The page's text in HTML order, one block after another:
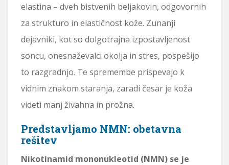
elastina – dveh bistvenih beljakovin, odgovornih
za strukturo in elastičnost kože. Zunanji
dejavniki, kot so dolgotrajna izpostavljenost
soncu, onesnaževalci okolja in stres, pospešijo
to razgradnjo. Te spremembe prispevajo k
vidnim znakom staranja, zaradi česar je koža
videti manj živahna in prožna.
Predstavljamo NMN: obetavna
rešitev
Nikotinamid mononukleotid (NMN) se je